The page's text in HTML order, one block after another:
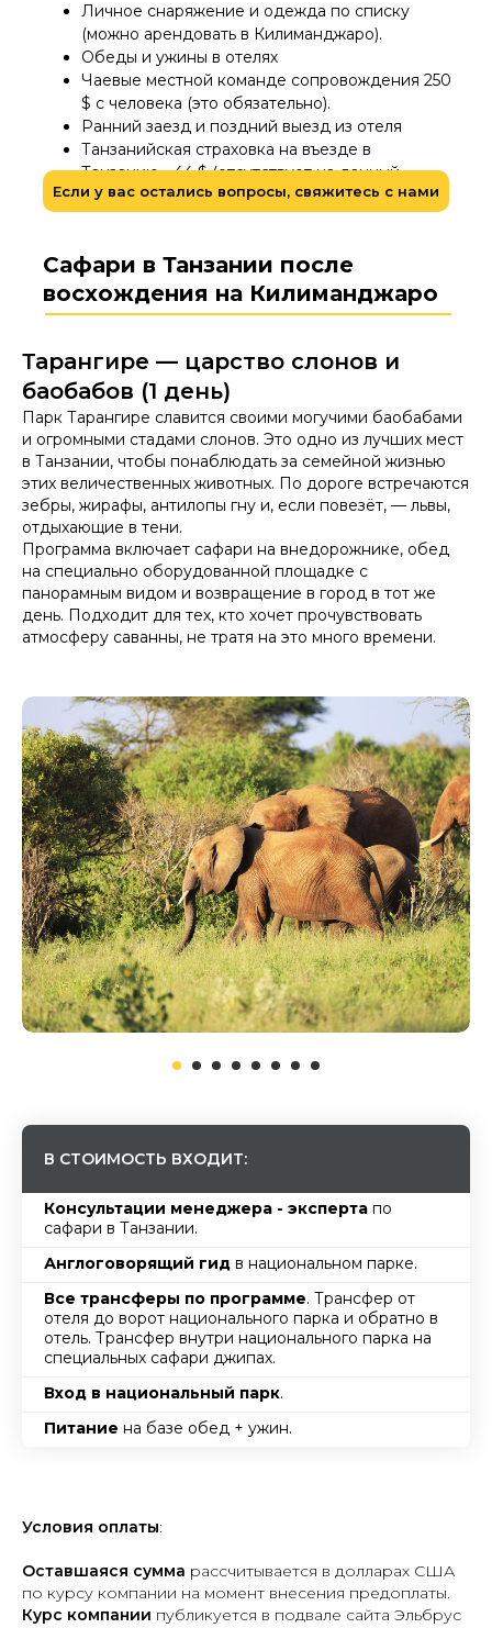
Личное снаряжение и одежда по списку
(можно арендовать в Килиманджаро).
Обеды и ужины в отелях
Чаевые местной команде сопровождения 250
$ с человека (это обязательно).
Ранний заезд и поздний выезд из отеля
Танзанийская страховка на въезде в
Танзанию - 44 $ (отсутствует на данный
момент)
Если у вас остались вопросы, свяжитесь с нами
Сафари в Танзании после
восхождения на Килиманджаро
Тарангире — царство слонов и
баобабов (1 день)
Парк Тарангире славится своими могучими баобабами
и огромными стадами слонов. Это одно из лучших мест
в Танзании, чтобы понаблюдать за семейной жизнью
этих величественных животных. По дороге встречаются
зебры, жирафы, антилопы гну и, если повезёт, — львы,
отдыхающие в тени.
Программа включает сафари на внедорожнике, обед
на специально оборудованной площадке с
панорамным видом и возвращение в город в тот же
день. Подходит для тех, кто хочет прочувствовать
атмосферу саванны, не тратя на это много времени.
В СТОИМОСТЬ ВХОДИТ:
Консультации менеджера - эксперта по
сафари в Танзании.
Англоговорящий гид в национальном парке.
Все трансферы по программе. Трансфер от
отеля до ворот национального парка и обратно в
отель. Трансфер внутри национального парка на
специальных сафари джипах.
Вход в национальный парк.
Питание на базе обед + ужин.
Условия оплаты:
Оставшаяся сумма рассчитывается в долларах США
по курсу компании на момент внесения предоплаты.
Курс компании публикуется в подвале сайта Эльбрус